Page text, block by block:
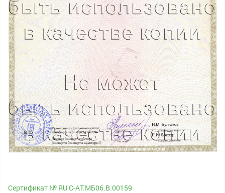
Сертификат № RU С-AT.МБ06.B.00159